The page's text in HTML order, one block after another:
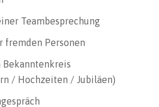
Teambesprechung
fremden Personen
Bekanntenkreis
/ Hochzeiten / Jubiläen)